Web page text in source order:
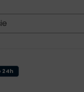
24h